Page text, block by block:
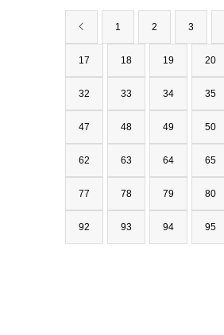
1 2 3
17 18 19 20
32 33 34 35
47 48 49 50
62 63 64 65
77 78 79 80
92 93 94 95